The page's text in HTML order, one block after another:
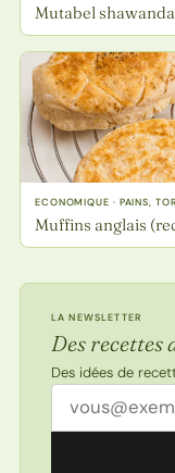
Mutabel
ECONOMIQUE · PAINS,
Muffins anglais
LA NEWSLETTER
Des recettes
Des idées de
Adresse email